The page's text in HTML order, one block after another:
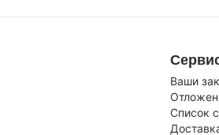
Ваши
Список